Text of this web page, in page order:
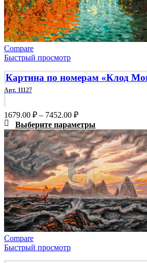
Compare
Быстрый просмотр
Картина по номерам «Клод
Арт. 11127
1679.00 ₽ – 7452.00 ₽Диапазон
цен:
1679.00 ₽
–
7452.00 ₽
Выберите параметры
товар
имеет
несколько
вариаций.
Опции
можно
выбрать
на
странице
товара.
Compare
Быстрый просмотр